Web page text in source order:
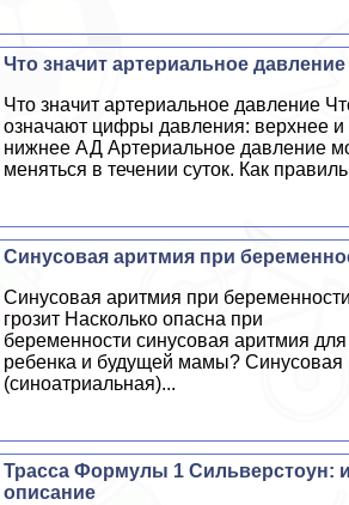
Что значит артериальное давление
Что значит артериальное давление
означают цифры давления: верхнее и
нижнее АД Артериальное давление
меняться в течении суток. Как
Синусовая аритмия при
Синусовая аритмия при
грозит Насколько опасна при
беременности синусовая аритмия для
ребенка и будущей мамы? Синусовая
(синоатриальная)...
Трасса Формулы 1 Сильверстоун:
описание